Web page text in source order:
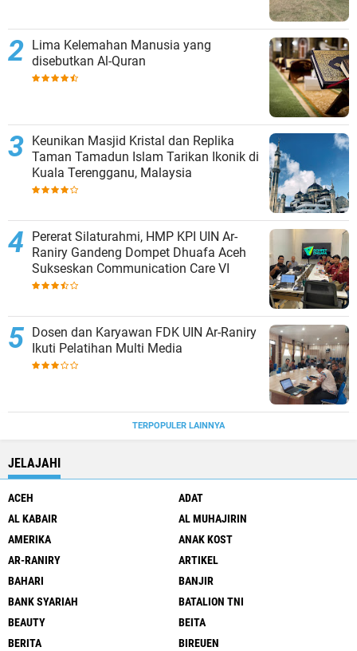
Lima Kelemahan Manusia yang
disebutkan Al-Quran
Keunikan Masjid Kristal dan Replika
Taman Tamadun Islam Tarikan Ikonik di
Kuala Terengganu, Malaysia
Pererat Silaturahmi, HMP KPI UIN Ar-
Raniry Gandeng Dompet Dhuafa Aceh
Sukseskan Communication Care VI
Dosen dan Karyawan FDK UIN Ar-Raniry
Ikuti Pelatihan Multi Media
TERPOPULER LAINNYA
JELAJAHI
ACEH
ADAT
AL KABAIR
AL MUHAJIRIN
AMERIKA
ANAK KOST
AR-RANIRY
ARTIKEL
BAHARI
BANJIR
BANK SYARIAH
BATALION TNI
BEAUTY
BEITA
BERITA
BIREUEN